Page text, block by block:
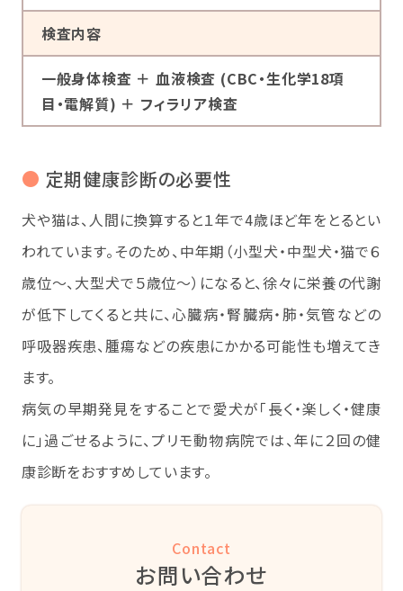
検査内容
一般身体検査 ＋ 血液検査 (CBC・生化学18項
目・電解質) ＋ フィラリア検査
● 定期健康診断の必要性
犬や猫は、人間に換算すると１年で4歳ほど年をとるとい
われています。そのため、中年期（小型犬・中型犬・猫で６
歳位～、大型犬で５歳位～）になると、徐々に栄養の代謝
が低下してくると共に、心臓病・腎臓病・肺・気管などの
呼吸器疾患、腫瘍などの疾患にかかる可能性も増えてき
ます。
病気の早期発見をすることで愛犬が「長く・楽しく・健康
に」過ごせるように、プリモ動物病院では、年に２回の健
康診断をおすすめしています。
Contact
お問い合わせ